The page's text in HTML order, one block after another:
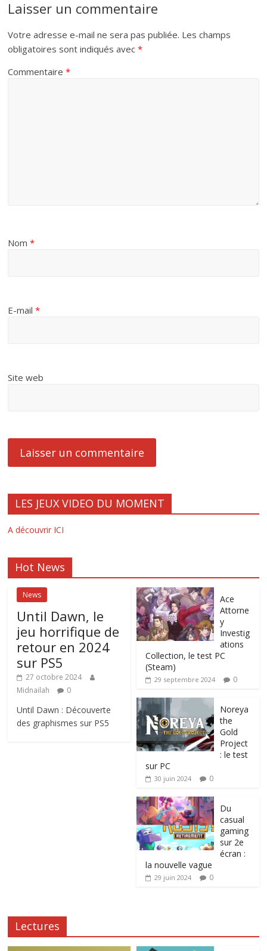
Laisser un commentaire
Votre adresse e-mail ne sera pas publiée. Les champs
obligatoires sont indiqués avec*
Commentaire*
Nom*
E-mail*
Site web
LES JEUX VIDEO DU MOMENT
A découvrir ICI
Hot News
News
Until Dawn, le
jeu horrifique de
retour en 2024
sur PS5
27 octobre 2024
Midnailah
0
Until Dawn : Découverte
des graphismes sur PS5
Ace
Attorne
y
Investig
ations
Collection, le test PC
(Steam)
29 septembre 2024 0
Noreya
the
Gold
Project
: le test
sur PC
30 juin 2024 0
Du
casual
gaming
sur 2e
écran :
la nouvelle vague
29 juin 2024 0
Lectures